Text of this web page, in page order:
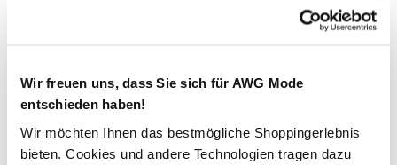
Wir freuen uns, dass Sie sich für AWG Mode
entschieden haben!
Wir möchten Ihnen das bestmögliche Shoppingerlebnis
bieten. Cookies und andere Technologien tragen dazu
899614-minze-2